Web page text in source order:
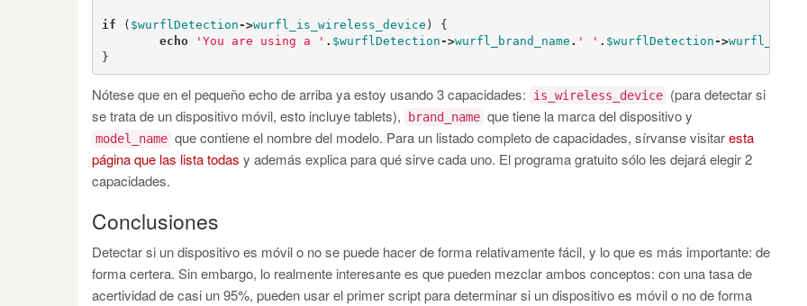
if ( $wurflDetection ->wurfl_is_wireless_device )
{
echo
'You are using a ' . $wurflDetection ->wurfl_brand_name . ' ' . $wurflDetection ->
}
Nótese que en el pequeño echo de arriba ya estoy usando 3 capacidades: is_wireless_device (para detectar si
se trata de un dispositivo móvil, esto incluye tablets),
brand_name que tiene la marca del dispositivo y
model_name que contiene el nombre del modelo. Para un listado completo de capacidades, sírvanse visitaresta
página que las lista todas y además explica para qué sirve cada uno. El programa gratuito sólo les dejará elegir 2
capacidades.
Conclusiones
Detectar si un dispositivo es móvil o no se puede hacer de forma relativamente fácil, y lo que es más importante: de
forma certera. Sin embargo, lo realmente interesante es que pueden mezclar ambos conceptos: con una tasa de
acertividad de casi un 95%, pueden usar el primer script para determinar si un dispositivo es móvil o no de forma